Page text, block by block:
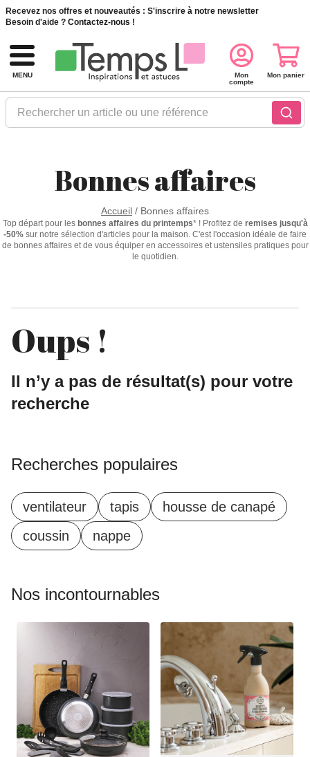
Recevez nos offres et nouveautés : S'inscrire à notre newsletter
Besoin d'aide ? Contactez-nous !
MENU
Rechercher un article ou une référence
Mon
compte
Mon panier
Bonnes affaires
Accueil / Bonnes affaires
Top départ pour les bonnes affaires du printemps* ! Profitez de remises jusqu'à
-50% sur notre sélection d'articles pour la maison. C'est l'occasion idéale de faire
de bonnes affaires et de vous équiper en accessoires et ustensiles pratiques pour
le quotidien.
Oups !
Il n’y a pas de résultat(s) pour votre
recherche
Recherches populaires
ventilateur tapis
housse de canapé
coussin
nappe
Nos incontournables